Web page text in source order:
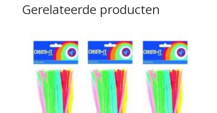
Gerelateerde producten